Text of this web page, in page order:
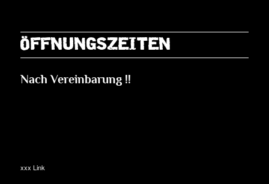
ÖFFNUNGSZEITEN
Nach Vereinbarung !!
xxx Link